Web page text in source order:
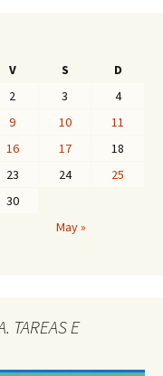
V S
D
2 3
4
9 10
11
16 17
18
23 24
25
30
May »
TAREAS E